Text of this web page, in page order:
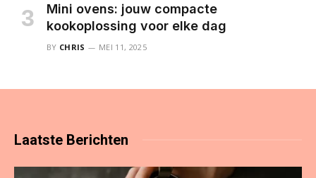
Mini ovens: jouw compacte
kookoplossing voor elke dag
BY CHRIS MEI 11, 2025
Laatste Berichten